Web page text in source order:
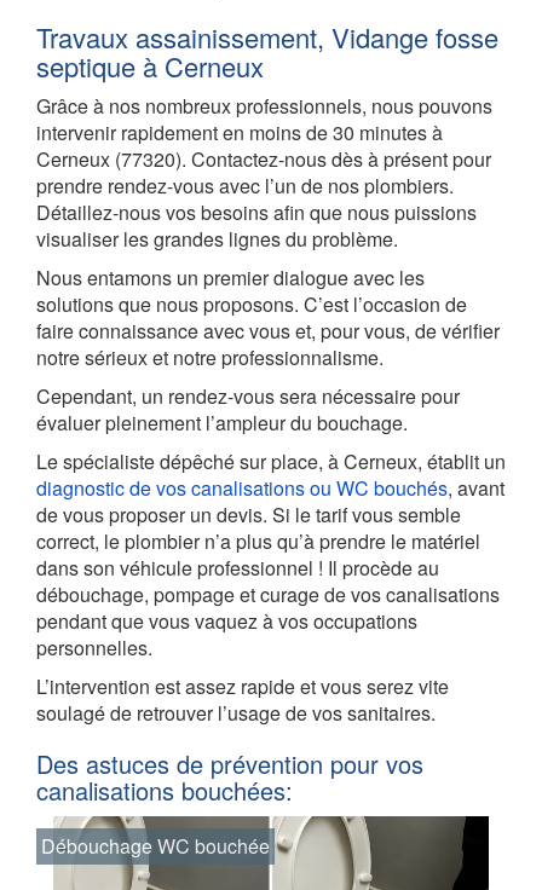
Travaux assainissement, Vidange fosse
septique à Cerneux
Grâce à nos nombreux professionnels, nous pouvons
intervenir rapidement en moins de 30 minutes à
Cerneux (77320). Contactez-nous dès à présent pour
prendre rendez-vous avec l’un de nos plombiers.
Détaillez-nous vos besoins afin que nous puissions
visualiser les grandes lignes du problème.
Nous entamons un premier dialogue avec les
solutions que nous proposons. C’est l’occasion de
faire connaissance avec vous et, pour vous, de vérifier
notre sérieux et notre professionnalisme.
Cependant, un rendez-vous sera nécessaire pour
évaluer pleinement l’ampleur du bouchage.
Le spécialiste dépêché sur place, à Cerneux, établit un
diagnostic de vos canalisations ou WC bouchés, avant
de vous proposer un devis. Si le tarif vous semble
correct, le plombier n’a plus qu’à prendre le matériel
dans son véhicule professionnel ! Il procède au
débouchage, pompage et curage de vos canalisations
pendant que vous vaquez à vos occupations
personnelles.
L’intervention est assez rapide et vous serez vite
soulagé de retrouver l’usage de vos sanitaires.
Des astuces de prévention pour vos
canalisations bouchées:
Débouchage WC bouchée